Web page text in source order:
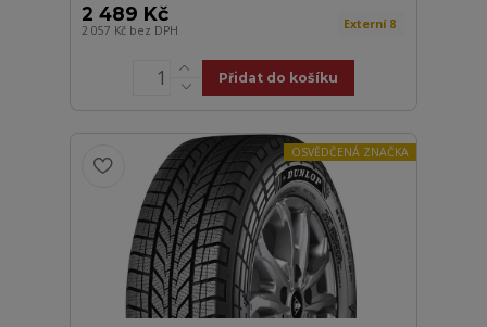
2 489 Kč
2 057 Kč bez DPH Externí 8
Přidat do košíku
OSVĚDČENÁ ZNAČKA